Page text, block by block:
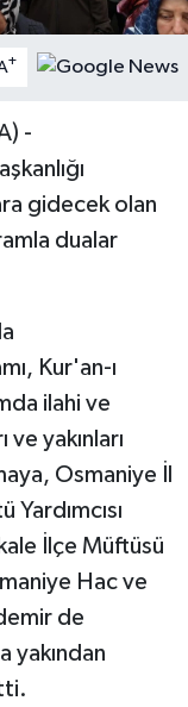
+
-
gidecek olan
dualar
Kur'an-ı
ilahi ve
yakınları
Osmaniye İl
İlçe Müftüsü
Hac ve
de
yakından